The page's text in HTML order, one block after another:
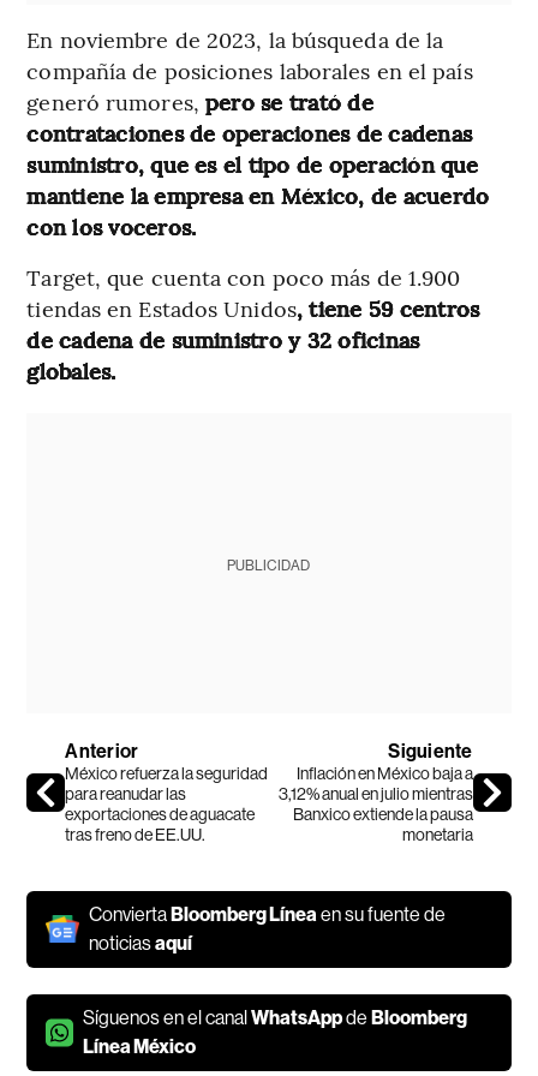
En noviembre de 2023, la búsqueda de la
compañía de posiciones laborales en el país
generó rumores, pero se trató de
contrataciones de operaciones de cadenas
suministro, que es el tipo de operación que
mantiene la empresa en México, de acuerdo
con los voceros.
Target, que cuenta con poco más de 1.900
tiendas en Estados Unidos, tiene 59 centros
de cadena de suministro y 32 oficinas
globales.
PUBLICIDAD
Anterior
México refuerza la seguridad
para reanudar las
exportaciones de aguacate
tras freno de EE.UU.
Siguiente
Inflación en México baja a
3,12% anual en julio mientras
Banxico extiende la pausa
monetaria
ConviertaBloomberg Línea en su fuente de
noticiasaquí
Síguenos en el canalWhatsAppdeBloomberg
Línea México